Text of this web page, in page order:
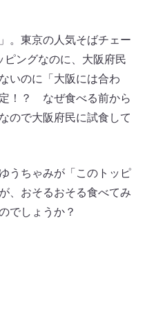
。東京の人気そばチェー
ピングなのに、大阪府民
いのに「大阪には合わ
！？ なぜ食べる前から
で大阪府民に試食して
うちゃみが「このトッピ
、おそるおそる食べてみ
でしょうか？